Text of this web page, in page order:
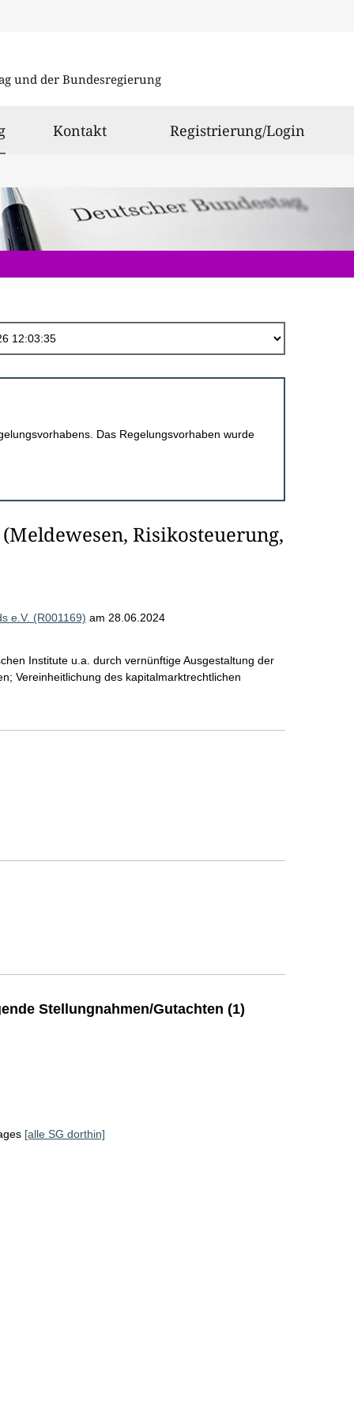
und der Bundesregierung
ausgewählt
Kontakt Registrierung/Login
Das Regelungsvorhaben wurde
Risikosteuerung,
e.V. (R001169) am 28.06.2024
Institute u.a. durch vernünftige Ausgestaltung der
Vereinheitlichung des kapitalmarktrechtlichen
Stellungnahmen/Gutachten (1)
[alle SG dorthin]